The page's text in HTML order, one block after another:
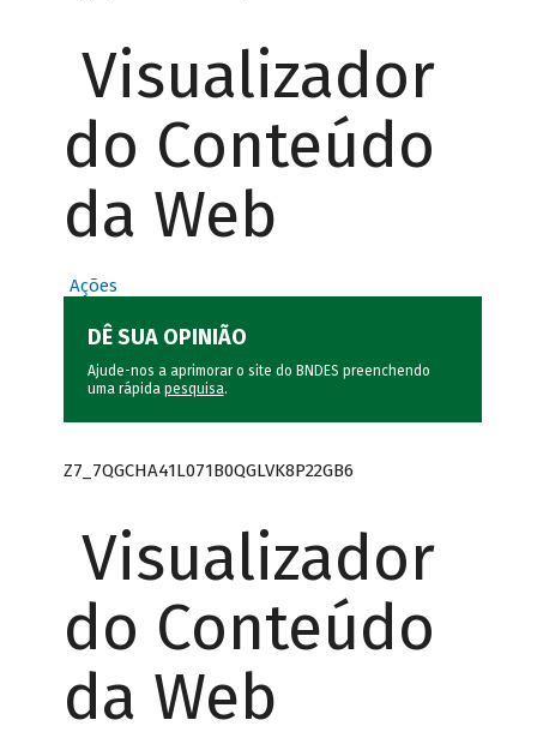
Visualizador
do Conteúdo
da Web
Ações
DÊ SUA OPINIÃO
Ajude-nos a aprimorar o site do BNDES preenchendo
uma rápida pesquisa.
Z7_7QGCHA41L071B0QGLVK8P22GB6
Visualizador
do Conteúdo
da Web